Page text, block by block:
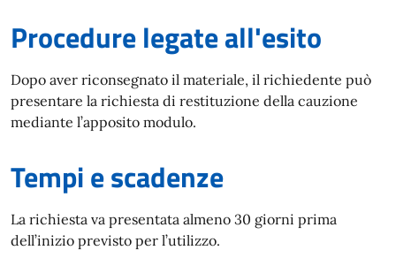
Procedure legate all'esito
Dopo aver riconsegnato il materiale, il richiedente può
presentare la richiesta di restituzione della cauzione
mediante l’apposito modulo.
Tempi e scadenze
La richiesta va presentata almeno 30 giorni prima
dell’inizio previsto per l’utilizzo.